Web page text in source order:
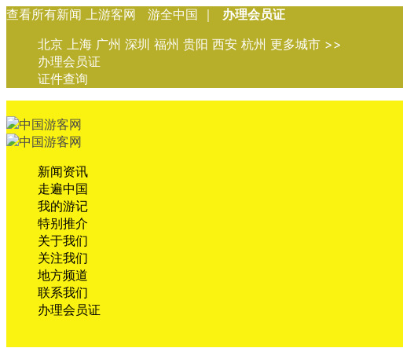
查看所有新闻 上游客网 游全中国 ｜
办理会员证
北京 上海 广州 深圳 福州 贵阳 西安 杭州 更多城市 >>
办理会员证
证件查询
新闻资讯
走遍中国
我的游记
特别推介
关于我们
关注我们
地方频道
联系我们
办理会员证